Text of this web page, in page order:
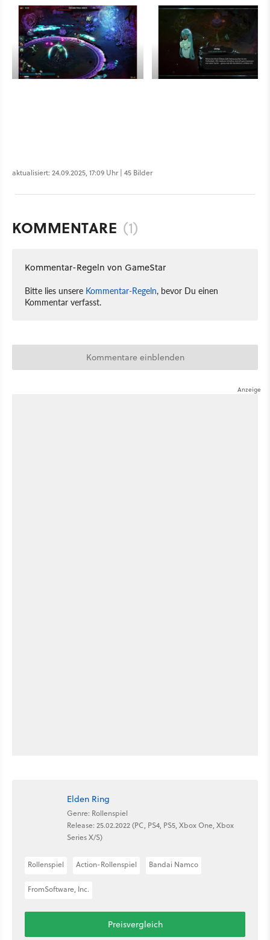
aktualisiert: 24.09.2025, 17:09 Uhr | 45 Bilder
KOMMENTARE (1)
Kommentar-Regeln von GameStar
Bitte lies unsere Kommentar-Regeln, bevor Du einen
Kommentar verfasst.
Kommentare einblenden
Elden Ring
Genre: Rollenspiel
Release: 25.02.2022 (PC, PS4, PS5, Xbox One, Xbox
Series X/S)
Rollenspiel Action-Rollenspiel Bandai Namco
FromSoftware, Inc.
Preisvergleich